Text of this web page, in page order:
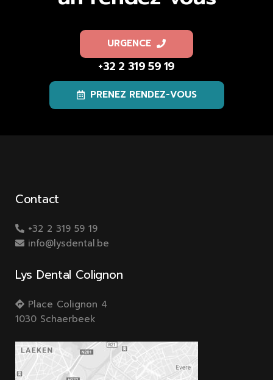
URGENCE
+32 2 319 59 19
PRENEZ RENDEZ-VOUS
Contact
+32 2 319 59 19
info@lysdental.be
Lys Dental Colignon
Place Colignon 4
1030 Schaerbeek​